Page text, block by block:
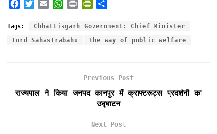
c
i
a
i
a
t
i
i
n
i
e
n
l
a
Tags: Chhattisgarh Government: Chief Minister
Lord Sahastrabahu the way of public welfare
Previous Post
राज्यपाल ने किया जनपद कानपुर में क्राफ्टरूट्स प्रदर्शनी का
उद्घाटन
Next Post